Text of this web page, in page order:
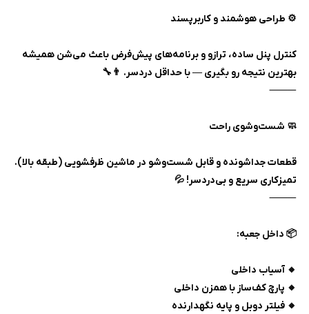
⚙️ طراحی هوشمند و کاربرپسند
کنترل پنل ساده، ترازو و برنامه‌های پیش‌فرض باعث می‌شن همیشه
بهترین نتیجه رو بگیری — با حداقل دردسر. 👨‍🔧
⸻
🧼 شست‌وشوی راحت
قطعات جداشونده و قابل شست‌وشو در ماشین ظرفشویی (طبقه بالا).
تمیزکاری سریع و بی‌دردسر! 💦
⸻
📦 داخل جعبه:
🔸 آسیاب داخلی
🔸 پارچ کف‌ساز با همزن داخلی
🔸 فیلتر دوبل و پایه نگهدارنده